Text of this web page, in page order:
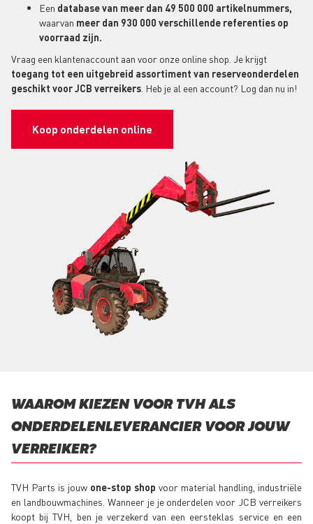
Een database van meer dan 49 500 000 artikelnummers,
waarvan meer dan 930 000 verschillende referenties op
voorraad zijn.
Vraag een klantenaccount aan voor onze online shop. Je krijgt
toegang tot een uitgebreid assortiment van reserveonderdelen
geschikt voor JCB verreikers . Heb je al een account? Log dan nu in!
Koop onderdelen online
WAAROM KIEZEN VOOR TVH ALS
ONDERDELENLEVERANCIER VOOR JOUW
VERREIKER?
TVH Parts is jouw one-stop shop voor material handling, industriële
en landbouwmachines. Wanneer je je onderdelen voor JCB verreikers
koopt bij TVH, ben je verzekerd van een eersteklas service en een